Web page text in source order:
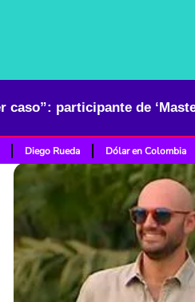
Diego Rueda Dólar en Colombia